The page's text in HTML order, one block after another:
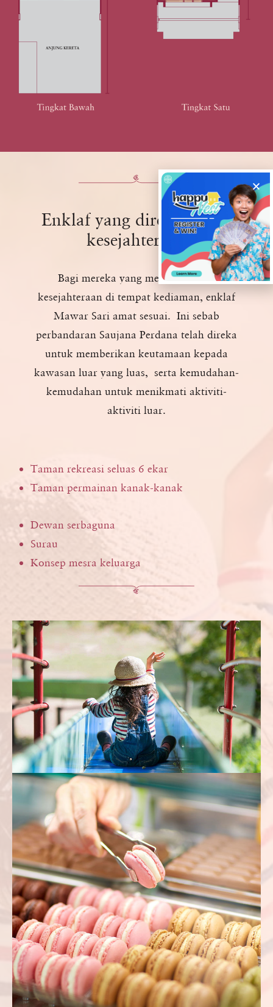
Enklaf yang direka untuk
kesejahteraan
Bagi mereka yang mementingkan
kesejahteraan di tempat kediaman, enklaf
Mawar Sari amat sesuai. Ini sebab
perbandaran Saujana Perdana telah direka
untuk memberikan keutamaan kepada
kawasan luar yang luas, serta kemudahan-
kemudahan untuk menikmati aktiviti-
aktiviti luar.
Taman rekreasi seluas 6 ekar
Taman permainan kanak-kanak
Dewan serbaguna
Surau
Konsep mesra keluarga